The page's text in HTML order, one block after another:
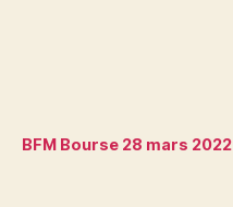
BFM Bourse 28 mars 2022